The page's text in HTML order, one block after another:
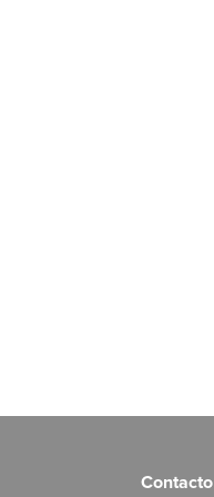
Contacto